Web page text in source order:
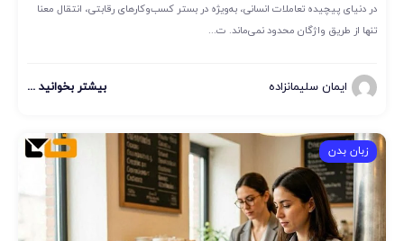
در دنیای پیچیده تعاملات انسانی، به‌ویژه در بستر کسب‌وکارهای رقابتی، انتقال معنا
تنها از طریق واژگان محدود نمی‌ماند. ت...
ایمان سلیمانزاده بیشتر بخوانید ...
زبان بدن